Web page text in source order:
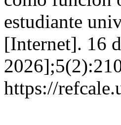
estudiante
[Internet]. 16
https://